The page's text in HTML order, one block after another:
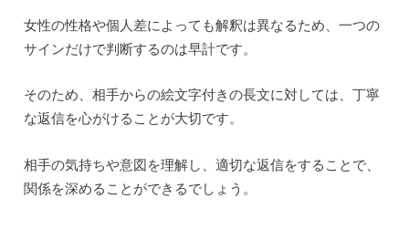
女性の性格や個人差によっても解釈は異なるため、一つの
サインだけで判断するのは早計です。
そのため、相手からの絵文字付きの長文に対しては、丁寧
な返信を心がけることが大切です。
相手の気持ちや意図を理解し、適切な返信をすることで、
関係を深めることができるでしょう。